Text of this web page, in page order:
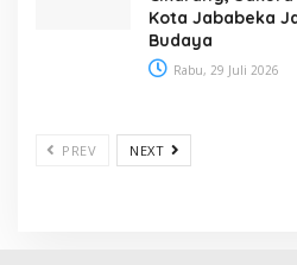
Kota Jababeka
Budaya
Rabu, 29 Juli 2026
PREV NEXT